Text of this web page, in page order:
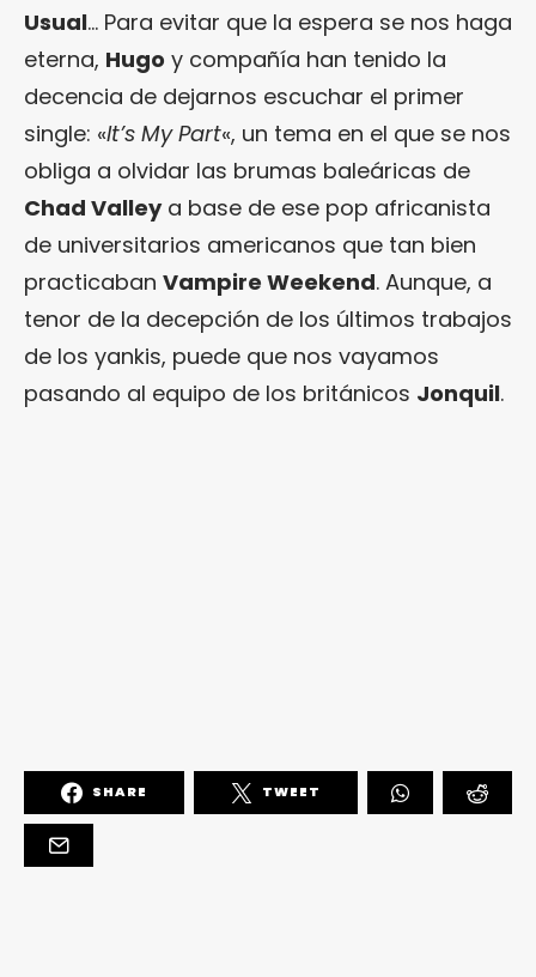
Usual… Para evitar que la espera se nos haga
eterna, Hugo y compañía han tenido la
decencia de dejarnos escuchar el primer
single: «It’s My Part«, un tema en el que se nos
obliga a olvidar las brumas baleáricas de
Chad Valleya base de ese pop africanista
de universitarios americanos que tan bien
practicaban Vampire Weekend. Aunque, a
tenor de la decepción de los últimos trabajos
de los yankis, puede que nos vayamos
pasando al equipo de los británicos Jonquil.
SHARE TWEET